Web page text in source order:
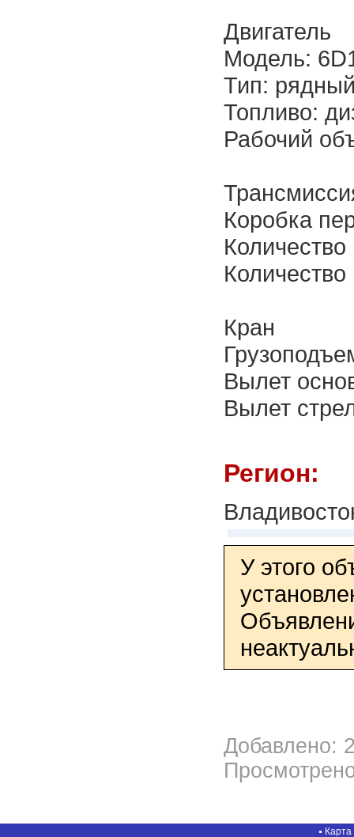
Двигатель
Модель:
Тип:
Топливо:
Рабочий
Коробка
Кран
Вылет
Вылет
Регион:
У этого
Добавлено:
Карта